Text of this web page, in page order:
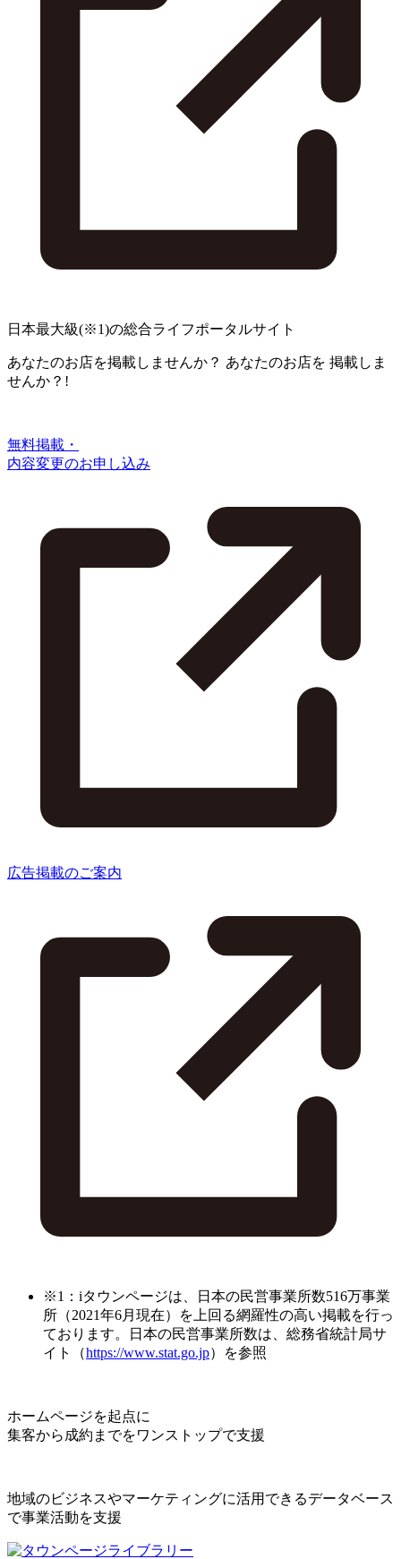
日本最大級(※1)の総合ライフポータルサイト
あなたのお店を掲載しませんか？ あなたのお店を 掲載しま
せんか？!
無料掲載・
内容変更のお申し込み
広告掲載のご案内
※1：iタウンページは、日本の民営事業所数516万事業
所（2021年6月現在）を上回る網羅性の高い掲載を行っ
ております。日本の民営事業所数は、総務省統計局サ
イト（https://www.stat.go.jp）を参照
ホームページを起点に
集客から成約までをワンストップで支援
地域のビジネスやマーケティングに活用できるデータベース
で事業活動を支援